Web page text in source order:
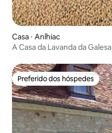
Casa ⋅ Anlhiac
A Casa da Lavanda da Galesa
Preferido dos hóspedes
Preferido dos hóspedes